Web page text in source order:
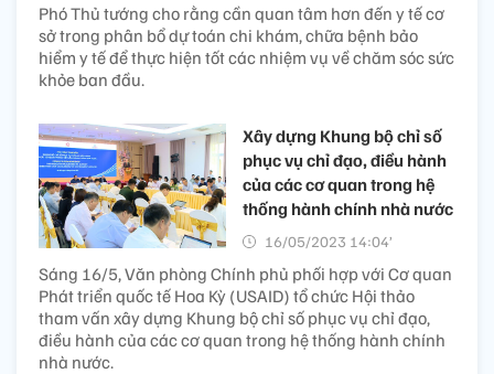
Phó Thủ tướng cho rằng cần quan tâm hơn đến y tế cơ
sở trong phân bổ dự toán chi khám, chữa bệnh bảo
hiểm y tế để thực hiện tốt các nhiệm vụ về chăm sóc sức
khỏe ban đầu.
Xây dựng Khung bộ chỉ số
phục vụ chỉ đạo, điều hành
của các cơ quan trong hệ
thống hành chính nhà nước
16/05/2023 14:04’
Sáng 16/5, Văn phòng Chính phủ phối hợp với Cơ quan
Phát triển quốc tế Hoa Kỳ (USAID) tổ chức Hội thảo
tham vấn xây dựng Khung bộ chỉ số phục vụ chỉ đạo,
điều hành của các cơ quan trong hệ thống hành chính
nhà nước.